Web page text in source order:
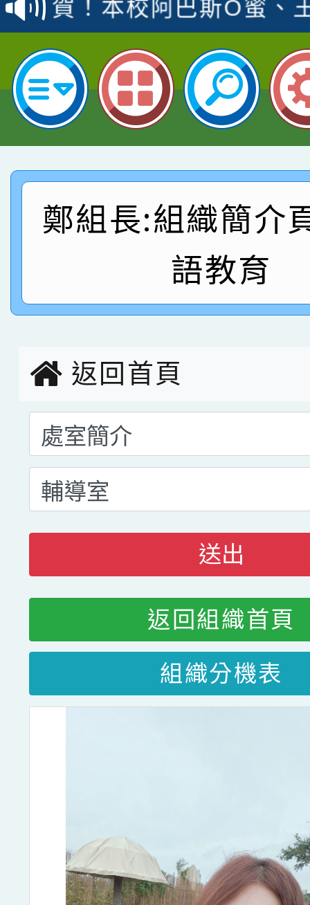
名
倩參加桃園市科展 國
名 指導老師王老師、
賀！本校四年二班張O
園市英語競賽國小朗
指導老師林老師
賀！本校參加桃園市中
賽 劉文瑛教師榮獲教
臺灣台語-第二名
賀！本校參與2026世
市賽榮獲科學小創客佳
名
倩參加桃園市科展 國
名 指導老師王老師、
賀！本校四年二班張O
園市英語競賽國小朗
指導老師林老師
賀！本校參加桃園市中
賽 劉文瑛教師榮獲教
臺灣台語-第二名
賀！本校參與2026世
市賽榮獲科學小創客佳
創客第三名。
鄭組長:組織簡介
語教育
返回首頁
送出
返回組織首頁
組織分機表